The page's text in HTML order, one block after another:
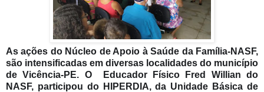
As ações do Núcleo de Apoio à Saúde da Família-NASF,
são intensificadas em diversas localidades do município
de Vicência-PE. O Educador Físico Fred Willian do
NASF, participou do HIPERDIA, da Unidade Básica de